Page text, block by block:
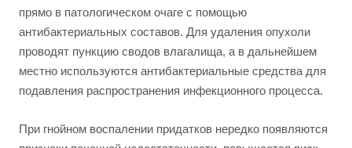
прямо в патологическом очаге с помощью
антибактериальных составов. Для удаления опухоли
проводят пункцию сводов влагалища, а в дальнейшем
местно используются антибактериальные средства для
подавления распространения инфекционного процесса.
При гнойном воспалении придатков нередко появляются